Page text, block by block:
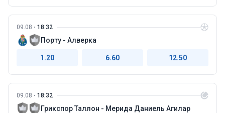
09.08 18:32
Порту - Алверка
1.20 6.60 12.50
09.08 18:32
Грикспор Таллон - Мерида Даниель Агилар